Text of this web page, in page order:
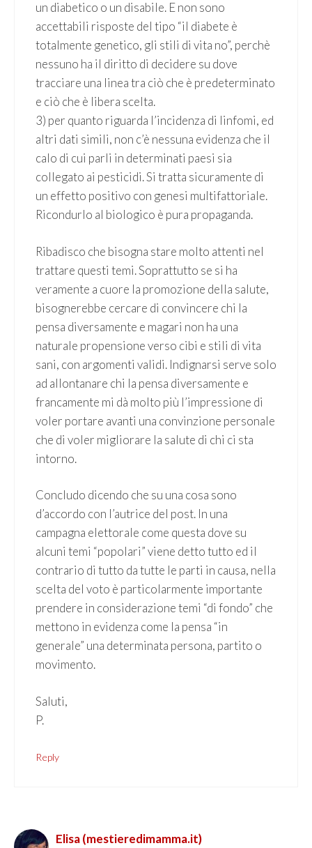
un diabetico o un disabile. E non sono
accettabili risposte del tipo “il diabete è
totalmente genetico, gli stili di vita no”, perchè
nessuno ha il diritto di decidere su dove
tracciare una linea tra ciò che è predeterminato
e ciò che è libera scelta.
3) per quanto riguarda l’incidenza di linfomi, ed
altri dati simili, non c’è nessuna evidenza che il
calo di cui parli in determinati paesi sia
collegato ai pesticidi. Si tratta sicuramente di
un effetto positivo con genesi multifattoriale.
Ricondurlo al biologico è pura propaganda.
Ribadisco che bisogna stare molto attenti nel
trattare questi temi. Soprattutto se si ha
veramente a cuore la promozione della salute,
bisognerebbe cercare di convincere chi la
pensa diversamente e magari non ha una
naturale propensione verso cibi e stili di vita
sani, con argomenti validi. Indignarsi serve solo
ad allontanare chi la pensa diversamente e
francamente mi dà molto più l’impressione di
voler portare avanti una convinzione personale
che di voler migliorare la salute di chi ci sta
intorno.
Concludo dicendo che su una cosa sono
d’accordo con l’autrice del post. In una
campagna elettorale come questa dove su
alcuni temi “popolari” viene detto tutto ed il
contrario di tutto da tutte le parti in causa, nella
scelta del voto è particolarmente importante
prendere in considerazione temi “di fondo” che
mettono in evidenza come la pensa “in
generale” una determinata persona, partito o
movimento.
Saluti,
P.
Reply
Elisa (mestieredimamma.it)